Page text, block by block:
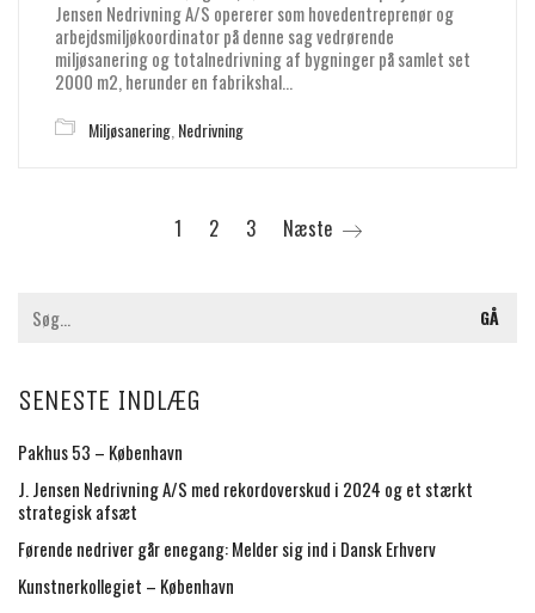
Jensen Nedrivning A/S opererer som hovedentreprenør og
arbejdsmiljøkoordinator på denne sag vedrørende
miljøsanering og totalnedrivning af bygninger på samlet set
2000 m2, herunder en fabrikshal…
Miljøsanering,Nedrivning
1 2 3 Næste
SENESTE INDLÆG
Pakhus 53 – København
J. Jensen Nedrivning A/S med rekordoverskud i 2024 og et stærkt
strategisk afsæt
Førende nedriver går enegang: Melder sig ind i Dansk Erhverv
Kunstnerkollegiet – København